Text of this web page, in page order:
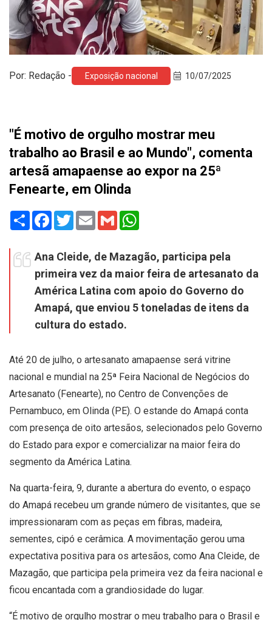
Por: Redação - Exposição nacional 10/07/2025
"É motivo de orgulho mostrar meu
trabalho ao Brasil e ao Mundo", comenta
artesã amapaense ao expor na 25ª
Fenearte, em Olinda
Share Facebook
TwitterEmail Gmail
Ana Cleide, de Mazagão, participa pela
primeira vez da maior feira de artesanato da
América Latina com apoio do Governo do
Amapá, que enviou 5 toneladas de itens da
cultura do estado.
Até 20 de julho, o artesanato amapaense será vitrine
nacional e mundial na 25ª Feira Nacional de Negócios do
Artesanato (Fenearte), no Centro de Convenções de
Pernambuco, em Olinda (PE). O estande do Amapá conta
com presença de oito artesãos, selecionados pelo Governo
do Estado para expor e comercializar na maior feira do
segmento da América Latina.
Na quarta-feira, 9, durante a abertura do evento, o espaço
do Amapá recebeu um grande número de visitantes, que se
impressionaram com as peças em fibras, madeira,
sementes, cipó e cerâmica. A movimentação gerou uma
expectativa positiva para os artesãos, como Ana Cleide, de
Mazagão, que participa pela primeira vez da feira nacional e
ficou encantada com a grandiosidade do lugar.
“É motivo de orgulho mostrar o meu trabalho para o Brasil e